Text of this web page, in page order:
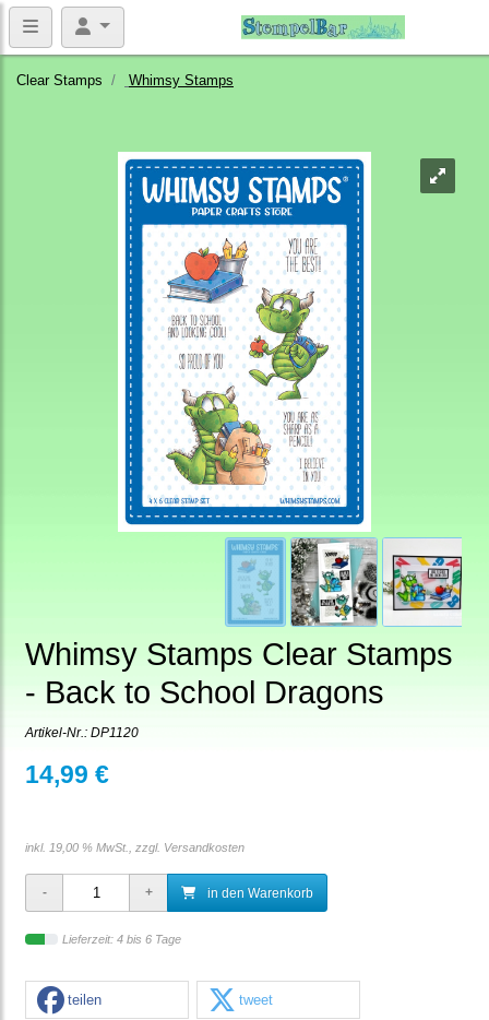
Clear Stamps Whimsy Stamps
Whimsy Stamps Clear Stamps
- Back to School Dragons
Artikel-Nr.: DP1120
14,99 €
inkl. 19,00 % MwSt., zzgl. Versandkosten
in den Warenkorb
Lieferzeit: 4 bis 6 Tage
teilen tweet